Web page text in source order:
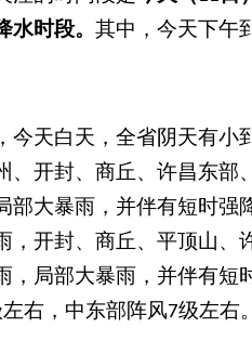
水时段。 其中，今天下午
今天白天，全省阴天有小
、开封、商丘、许昌东部
部大暴雨，并伴有短时强
，开封、商丘、平顶山、
，局部大暴雨，并伴有短
右，中东部阵风7级左右。